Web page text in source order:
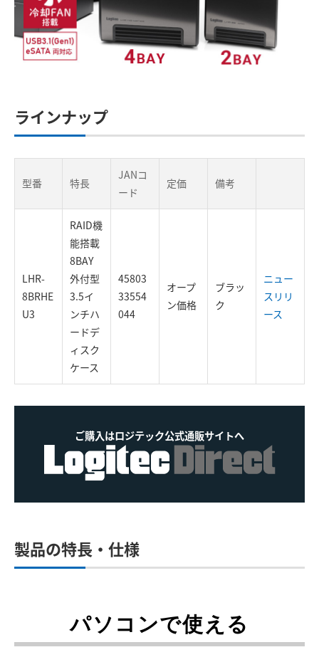
ラインナップ
型番 特長
JANコ
ード
定価 備考
LHR-
8BRHE
U3
RAID機
能搭載
8BAY
外付型
3.5イ
ンチハ
ードデ
ィスク
ケース
45803
33554
044
オープ
ン価格
ブラッ
ク
ニュー
スリリ
ース
ご購入はロジテック公式通販サイトへ
製品の特長・仕様
パソコンで使える